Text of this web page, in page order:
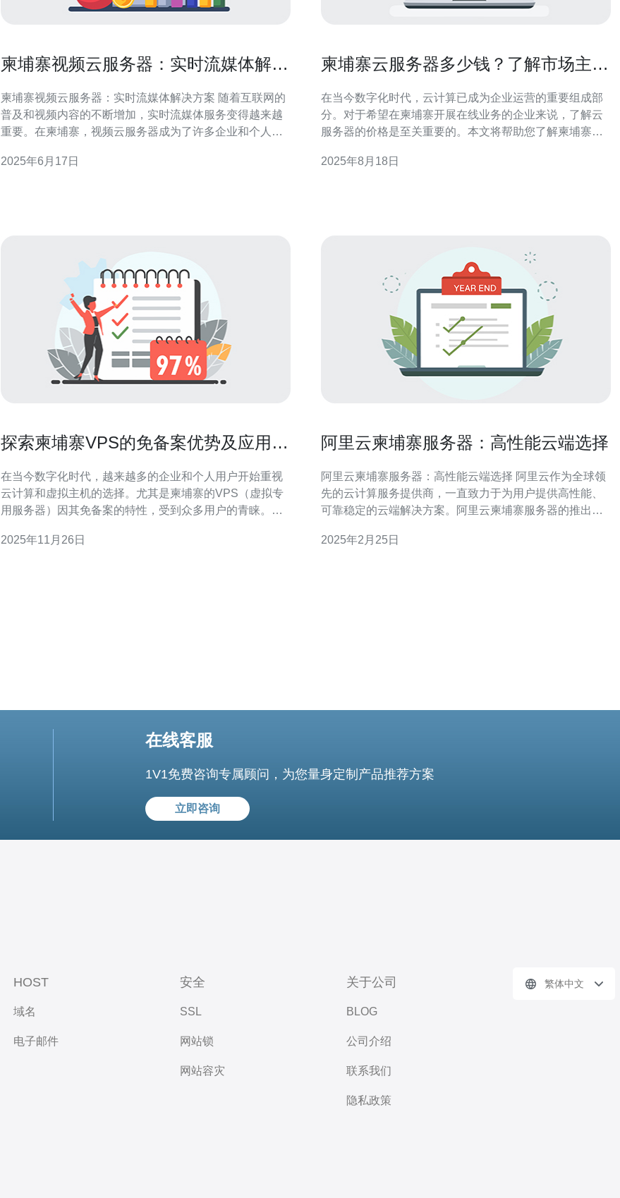
柬埔寨视频云服务器：实时流媒体解决
柬埔寨视频云服务器：实时流媒体解决方案 随着互联网的
普及和视频内容的不断增加，实时流媒体服务变得越来越
重要。在柬埔寨，视频云服务器成为了许多企业和个人的
云服务器是一种基于云计算技术的服务，可以存储、管理
2025年6月17日
柬埔寨云服务器多少钱？了解市场主流
在当今数字化时代，云计算已成为企业运营的重要组成部
分。对于希望在柬埔寨开展在线业务的企业来说，了解云
服务器的价格是至关重要的。本文将帮助您了解柬埔寨市
保您能够作出明智的选择。 柬埔寨云服务器的市场概况 随
2025年8月18日
探索柬埔寨VPS的免备案优势及应用场
在当今数字化时代，越来越多的企业和个人用户开始重视
云计算和虚拟主机的选择。尤其是柬埔寨的VPS（虚拟专
用服务器）因其免备案的特性，受到众多用户的青睐。本
景下的应用。 什么是柬埔寨VPS？ 柬埔寨VPS是一种基于
2025年11月26日
阿里云柬埔寨服务器：高性能云端选择
阿里云柬埔寨服务器：高性能云端选择 阿里云作为全球领
先的云计算服务提供商，一直致力于为用户提供高性能、
可靠稳定的云端解决方案。阿里云柬埔寨服务器的推出，
阿里云柬埔寨服务器的优势主要体现在以下几个方面： 地
2025年2月25日
在线客服
1V1免费咨询专属顾问，为您量身定制产品推荐方案
立即咨询
HOST
域名
电子邮件
安全
SSL
网站锁
网站容灾
关于公司
BLOG
公司介绍
联系我们
隐私政策
繁体中文